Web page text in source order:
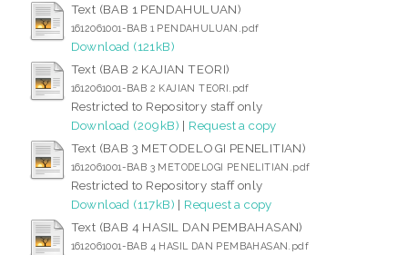
Text (BAB 1 PENDAHULUAN)
1612061001-BAB 1 PENDAHULUAN.pdf
Download (121kB)
Text (BAB 2 KAJIAN TEORI)
1612061001-BAB 2 KAJIAN TEORI.pdf
Restricted to Repository staff only
Download (209kB) | Request a copy
Text (BAB 3 METODELOGI PENELITIAN)
1612061001-BAB 3 METODELOGI PENELITIAN.pdf
Restricted to Repository staff only
Download (117kB) | Request a copy
Text (BAB 4 HASIL DAN PEMBAHASAN)
1612061001-BAB 4 HASIL DAN PEMBAHASAN.pdf